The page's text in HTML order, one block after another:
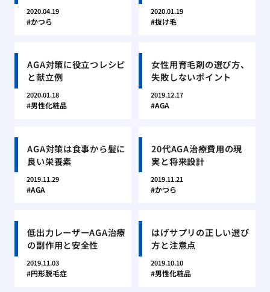
2020.04.19
かつら
2020.01.19
抜け毛
AGA対策に役立つレシピ
と献立例
2020.01.18
男性化粧品
女性用育毛剤の選び方、
失敗しないポイント
2019.12.17
AGA
AGA対策は食事から髪に
良い栄養素
2019.11.29
AGA
20代AGA治療費用の現
実と将来設計
2019.11.21
かつら
低出力レーザーAGA治療
の副作用と安全性
2019.11.03
円形脱毛症
はげサプリの正しい選び
方と注意点
2019.10.10
男性化粧品